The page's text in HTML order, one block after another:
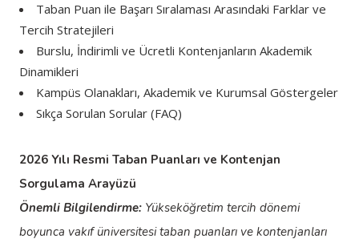
Taban Puan ile Başarı Sıralaması Arasındaki Farklar ve
Tercih Stratejileri
Burslu, İndirimli ve Ücretli Kontenjanların Akademik
Dinamikleri
Kampüs Olanakları, Akademik ve Kurumsal Göstergeler
Sıkça Sorulan Sorular (FAQ)
2026 Yılı Resmi Taban Puanları ve Kontenjan
Sorgulama Arayüzü
Önemli Bilgilendirme:Yükseköğretim tercih dönemi
boyunca vakıf üniversitesi taban puanları ve kontenjanları